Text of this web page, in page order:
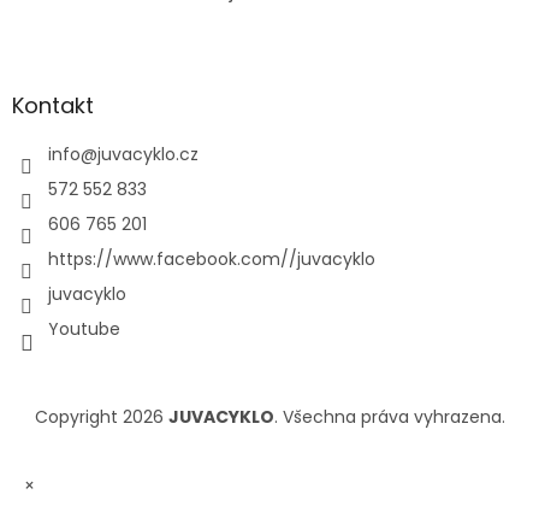
Kontakt
info@juvacyklo.cz
572 552 833
606 765 201
https://www.facebook.com//juvacyklo
juvacyklo
Youtube
Copyright 2026 JUVACYKLO. Všechna práva vyhrazena.
×